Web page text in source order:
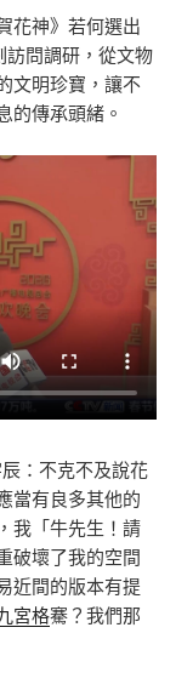
花神》若何選出
訪問調研，從文物
文明珍寶，讓不
的傳承頭緒。
：不克不及說花
當有良多其他的
我「牛先生！請
破壞了我的空間
近間的版本有提
宮格騫？我們那